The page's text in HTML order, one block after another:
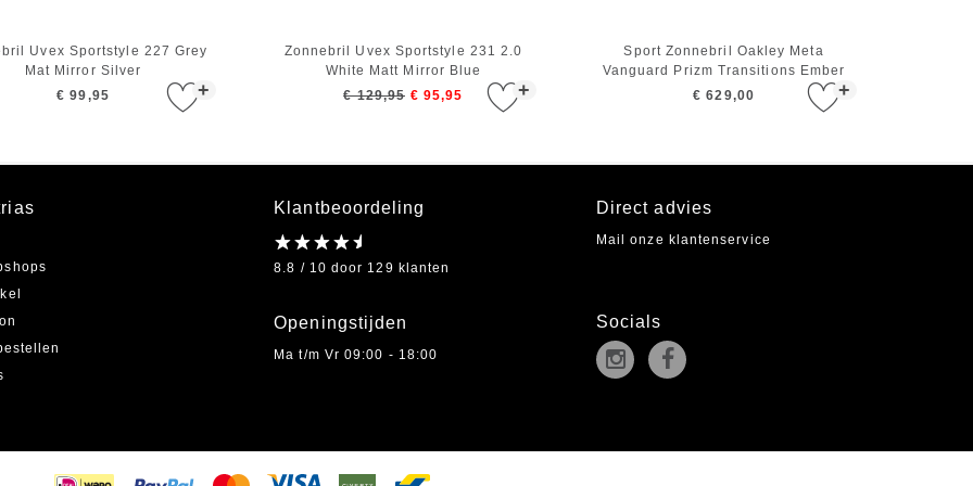
+
Uvex Sportstyle 227 Grey
Mat Mirror Silver
€ 99,95
+
Zonnebril Uvex Sportstyle 231 2.0
White Matt Mirror Blue
€ 129,95 € 95,95 +
Sport Zonnebril Oakley Meta
Vanguard Prizm Transitions Ember
Black
€ 629,00
Klantbeoordeling
8.8 / 10 door 129 klanten
Openingstijden
Ma t/m Vr 09:00 - 18:00
Direct advies
Mail onze klantenservice
Socials